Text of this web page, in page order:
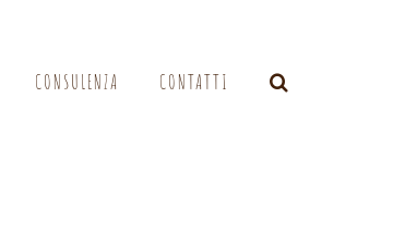
CONSULENZA CONTATTI